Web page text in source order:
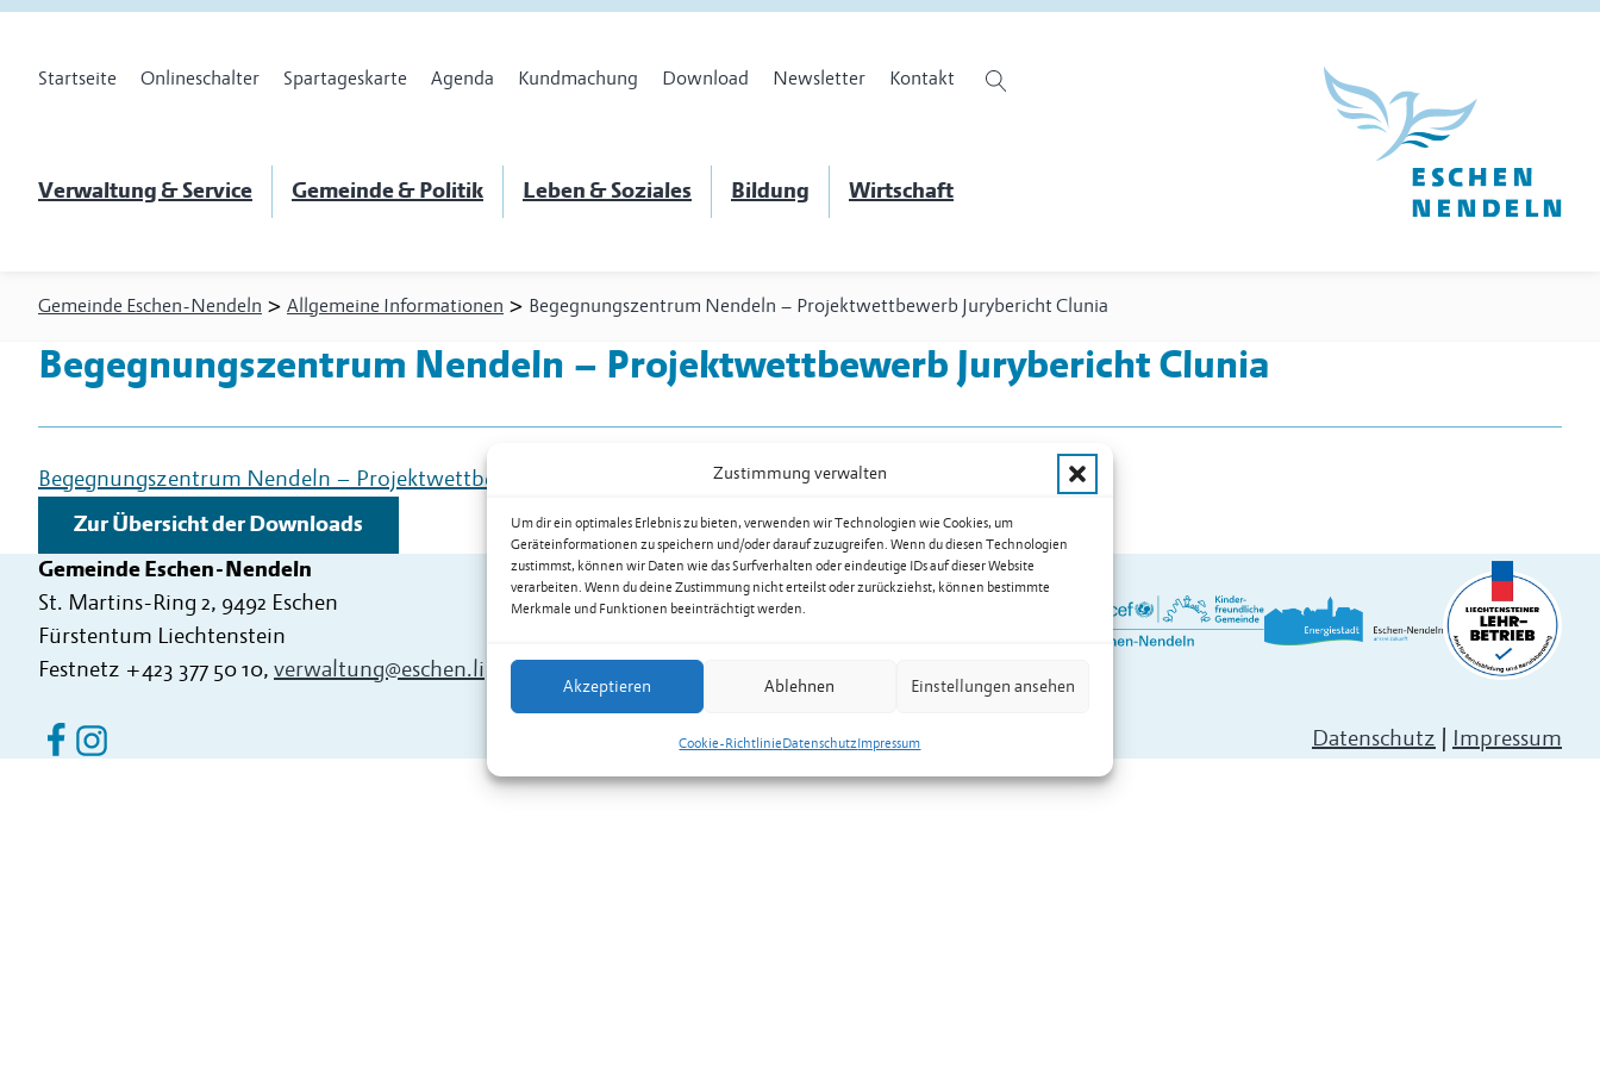
Zustimmung verwalten
Um dir ein optimales Erlebnis zu bieten, verwenden wir Technologien wie Cookies, um
Geräteinformationen zu speichern und/oder darauf zuzugreifen. Wenn du diesen Technologien
zustimmst, können wir Daten wie das Surfverhalten oder eindeutige IDs auf dieser Website
verarbeiten. Wenn du deine Zustimmung nicht erteilst oder zurückziehst, können bestimmte
Merkmale und Funktionen beeinträchtigt werden.
Akzeptieren Ablehnen Einstellungen ansehen
Cookie-RichtlinieDatenschutzImpressum
Startseite Onlineschalter Spartageskarte Agenda Kundmachung Download Newsletter Kontakt
Verwaltung & Service Gemeinde & Politik Leben & Soziales Bildung Wirtschaft
Gemeinde Eschen-Nendeln > Allgemeine Informationen > Begegnungszentrum Nendeln – Projektwettbewerb Jurybericht Clunia
Begegnungszentrum Nendeln – Projektwettbewerb Jurybericht Clunia
Begegnungszentrum Nendeln – Projektwettbewerb Jurybericht Clunia als PDF herunterladen
Zur Übersicht der Downloads
Gemeinde Eschen-Nendeln
St. Martins-Ring 2, 9492 Eschen
Fürstentum Liechtenstein
Festnetz +423 377 50 10, verwaltung@eschen.li
Eschen Nendeln auf Facebook
Eschen Nendeln auf Instagram
Datenschutz | Impressum